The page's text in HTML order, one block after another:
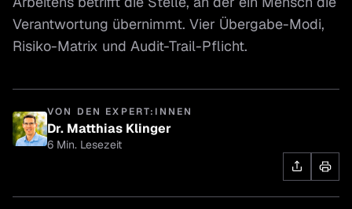
Verantwortung übernimmt. Vier Übergabe-Modi,
Risiko-Matrix und Audit-Trail-Pflicht.
VON DEN EXPERT:INNEN
Dr. Matthias Klinger
6 Min. Lesezeit